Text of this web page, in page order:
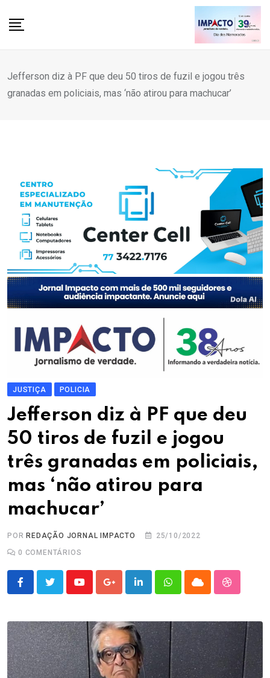
Jefferson diz à PF que deu 50 tiros de fuzil e jogou três
granadas em policiais, mas ‘não atirou para machucar’
JUSTIÇA POLICIA
Jefferson diz à PF que deu
50 tiros de fuzil e jogou
três granadas em policiais,
mas ‘não atirou para
machucar’
POR REDAÇÃO JORNAL IMPACTO
25/10/2022
0 COMENTÁRIOS
YoutubeGoogle+LinkedInWhatsappCloud